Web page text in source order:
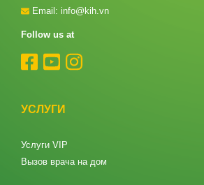
Email: info@kih.vn
Follow us at
УСЛУГИ
Услуги VIP
Вызов врача на дом